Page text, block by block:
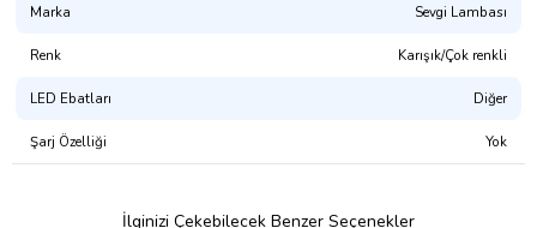
kendi tesisimizde üretilmektedir. Malzemesi özel sert plastikten
oluşmaktadır ve üzerindeki boya kaplaması gerçek ahşap
görünümlüdür. Bu teknik bildiğimiz ebru sanatı gibidir.• Ambalaj
Lamba çok şık ve sağlam bir kutu içerisinde gönderilmektedir.
garantileyen oluklu, kalın mukavva kutudan üretilmiştir. Ürün
kutusu hediye konseptine uygun tasarımıyla oldukça şıktır. Ürün
Marka Sevgi Lambası
Renk Karışık/Çok renkli
LED Ebatları Diğer
Şarj Özelliği Yok
İlginizi Çekebilecek Benzer Seçenekler